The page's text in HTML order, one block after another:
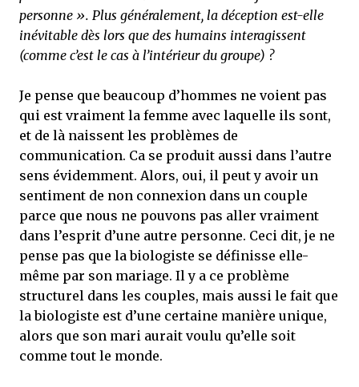
personne ». Plus généralement, la déception est-elle
inévitable dès lors que des humains interagissent
(comme c’est le cas à l’intérieur du groupe) ?
Je pense que beaucoup d’hommes ne voient pas
qui est vraiment la femme avec laquelle ils sont,
et de là naissent les problèmes de
communication. Ca se produit aussi dans l’autre
sens évidemment. Alors, oui, il peut y avoir un
sentiment de non connexion dans un couple
parce que nous ne pouvons pas aller vraiment
dans l’esprit d’une autre personne. Ceci dit, je ne
pense pas que la biologiste se définisse elle-
même par son mariage. Il y a ce problème
structurel dans les couples, mais aussi le fait que
la biologiste est d’une certaine manière unique,
alors que son mari aurait voulu qu’elle soit
comme tout le monde.